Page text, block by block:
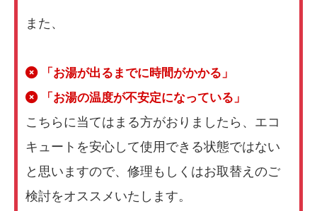
また、
「お湯が出るまでに時間がかかる」
「お湯の温度が不安定になっている」
こちらに当てはまる方がおりましたら、エコ
キュートを安心して使用できる状態ではない
と思いますので、修理もしくはお取替えのご
検討をオススメいたします。